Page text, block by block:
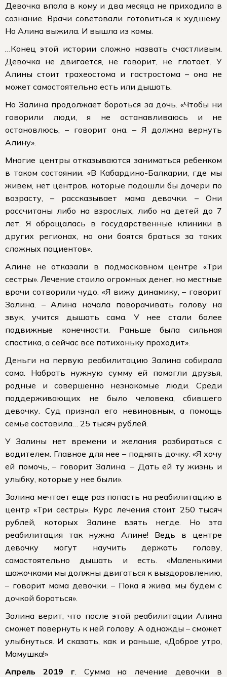
Девочка впала в кому и два месяца не приходила в
сознание. Врачи советовали готовиться к худшему.
Но Алина выжила. И вышла из комы.
…Конец этой истории сложно назвать счастливым.
Девочка не двигается, не говорит, не глотает. У
Алины стоит трахеостома и гастростома – она не
может самостоятельно есть или дышать.
Но Залина продолжает бороться за дочь. «Чтобы ни
говорили люди, я не останавливаюсь и не
остановлюсь, – говорит она. – Я должна вернуть
Алину».
Многие центры отказываются заниматься ребенком
в таком состоянии. «В Кабардино-Балкарии, где мы
живем, нет центров, которые подошли бы дочери по
возрасту, – рассказывает мама девочки. – Они
рассчитаны либо на взрослых, либо на детей до 7
лет. Я обращалась в государственные клиники в
других регионах, но они боятся браться за таких
сложных пациентов».
Алине не отказали в подмосковном центре «Три
сестры». Лечение стоило огромных денег, но местные
врачи сотворили чудо. «Я вижу динамику, – говорит
Залина. – Алина начала поворачивать голову на
звук, учится дышать сама. У нее стали более
подвижные конечности. Раньше была сильная
спастика, а сейчас все потихоньку проходит».
Деньги на первую реабилитацию Залина собирала
сама. Набрать нужную сумму ей помогли друзья,
родные и совершенно незнакомые люди. Среди
поддерживающих не было человека, сбившего
девочку. Суд признал его невиновным, а помощь
семье составила… 25 тысяч рублей.
У Залины нет времени и желания разбираться с
водителем. Главное для нее – поднять дочку. «Я хочу
ей помочь, – говорит Залина. – Дать ей ту жизнь и
улыбку, которые у нее были».
Залина мечтает еще раз попасть на реабилитацию в
центр «Три сестры». Курс лечения стоит 250 тысяч
рублей, которых Залине взять негде. Но эта
реабилитация так нужна Алине! Ведь в центре
девочку могут научить держать голову,
самостоятельно дышать и есть. «Маленькими
шажочками мы должны двигаться к выздоровлению,
– говорит мама девочки. – Пока я жива, мы будем с
дочкой бороться».
Залина верит, что после этой реабилитации Алина
сможет повернуть к ней голову. А однажды – сможет
улыбнуться. И сказать, как и раньше, «Доброе утро,
Мамушка!»
Апрель 2019 г. Сумма на лечение девочки в